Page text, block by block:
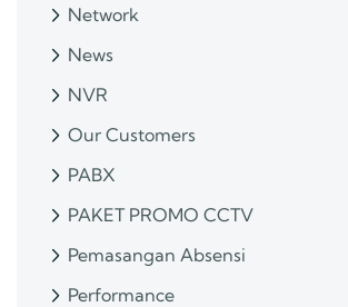
Network
News
NVR
Our Customers
PABX
PAKET PROMO CCTV
Pemasangan Absensi
Performance